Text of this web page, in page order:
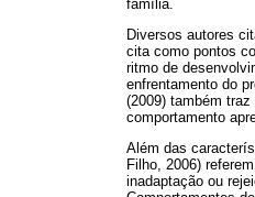
família.
Diversos autores
cita como pontos
ritmo de
enfrentamento do
(2009) também
comportamento
Além das
Filho, 2006)
inadaptação ou